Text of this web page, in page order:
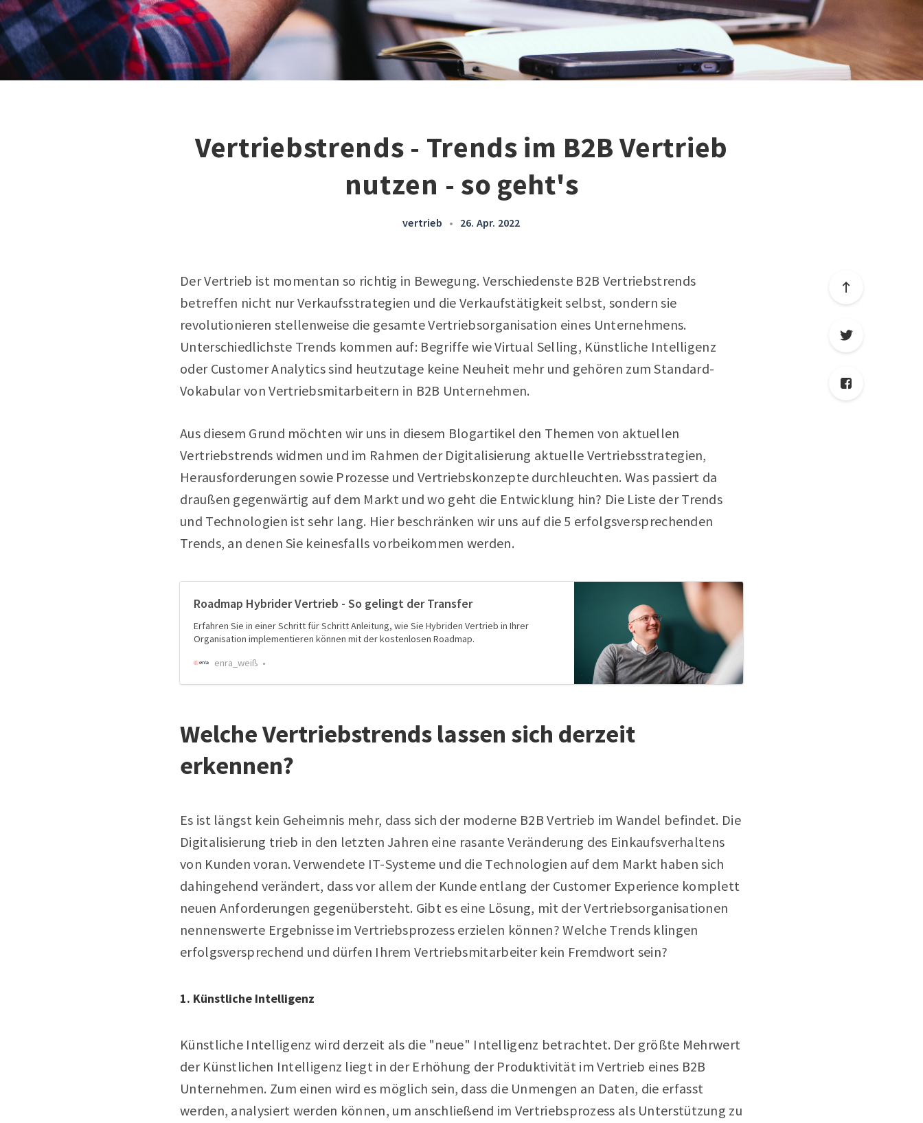
Vertriebstrends - Trends im B2B Vertrieb
nutzen - so geht's
vertrieb • 26. Apr. 2022
Der Vertrieb ist momentan so richtig in Bewegung. Verschiedenste B2B Vertriebstrends
betreffen nicht nur Verkaufsstrategien und die Verkaufstätigkeit selbst, sondern sie
revolutionieren stellenweise die gesamte Vertriebsorganisation eines Unternehmens.
Unterschiedlichste Trends kommen auf: Begriffe wie Virtual Selling, Künstliche Intelligenz
oder Customer Analytics sind heutzutage keine Neuheit mehr und gehören zum Standard-
Vokabular von Vertriebsmitarbeitern in B2B Unternehmen.
Aus diesem Grund möchten wir uns in diesem Blogartikel den Themen von aktuellen
Vertriebstrends widmen und im Rahmen der Digitalisierung aktuelle Vertriebsstrategien,
Herausforderungen sowie Prozesse und Vertriebskonzepte durchleuchten. Was passiert da
draußen gegenwärtig auf dem Markt und wo geht die Entwicklung hin? Die Liste der Trends
und Technologien ist sehr lang. Hier beschränken wir uns auf die 5 erfolgsversprechenden
Trends, an denen Sie keinesfalls vorbeikommen werden.
Roadmap Hybrider Vertrieb - So gelingt der Transfer
Erfahren Sie in einer Schritt für Schritt Anleitung, wie Sie Hybriden Vertrieb in Ihrer
Organisation implementieren können mit der kostenlosen Roadmap.
enra_weiß
Welche Vertriebstrends lassen sich derzeit
erkennen?
Es ist längst kein Geheimnis mehr, dass sich der moderne B2B Vertrieb im Wandel befindet. Die
Digitalisierung trieb in den letzten Jahren eine rasante Veränderung des Einkaufsverhaltens
von Kunden voran. Verwendete IT-Systeme und die Technologien auf dem Markt haben sich
dahingehend verändert, dass vor allem der Kunde entlang der Customer Experience komplett
neuen Anforderungen gegenübersteht. Gibt es eine Lösung, mit der Vertriebsorganisationen
nennenswerte Ergebnisse im Vertriebsprozess erzielen können? Welche Trends klingen
erfolgsversprechend und dürfen Ihrem Vertriebsmitarbeiter kein Fremdwort sein?
1. Künstliche Intelligenz
Künstliche Intelligenz wird derzeit als die "neue" Intelligenz betrachtet. Der größte Mehrwert
der Künstlichen Intelligenz liegt in der Erhöhung der Produktivität im Vertrieb eines B2B
Unternehmen. Zum einen wird es möglich sein, dass die Unmengen an Daten, die erfasst
werden, analysiert werden können, um anschließend im Vertriebsprozess als Unterstützung zu